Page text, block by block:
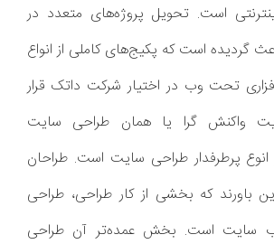
است. تحویل پروژه‌های متعدد در
گردیده است که پکیج‌های کاملی از انواع
تحت وب در اختیار شرکت داتک قرار
واکنش گرا یا همان طراحی سایت
انوع پرطرفدار طراحی سایت است. طراحان
باورند که بخشی از کار طراحی، طراحی
سایت است. بخش عمده‌تر آن طراحی